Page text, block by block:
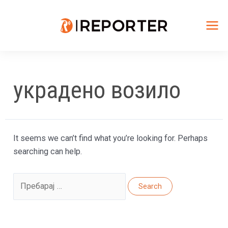
украдено возило
It seems we can’t find what you’re looking for. Perhaps
searching can help.